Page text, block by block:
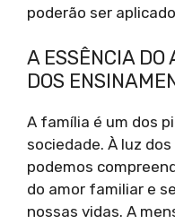
poderão ser
A ESSÊNCIA
DOS
A família é um dos
sociedade. À luz dos
podemos
do amor familiar e
nossas vidas. A